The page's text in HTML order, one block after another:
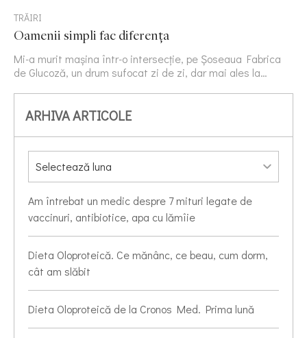
TRĂIRI
Oamenii simpli fac diferența
Mi-a murit mașina într-o intersecție, pe Șoseaua Fabrica
de Glucoză, un drum sufocat zi de zi, dar mai ales la…
ARHIVA ARTICOLE
Am întrebat un medic despre 7 mituri legate de
vaccinuri, antibiotice, apa cu lămîie
Dieta Oloproteică. Ce mănânc, ce beau, cum dorm,
cât am slăbit
Dieta Oloproteică de la Cronos Med. Prima lună